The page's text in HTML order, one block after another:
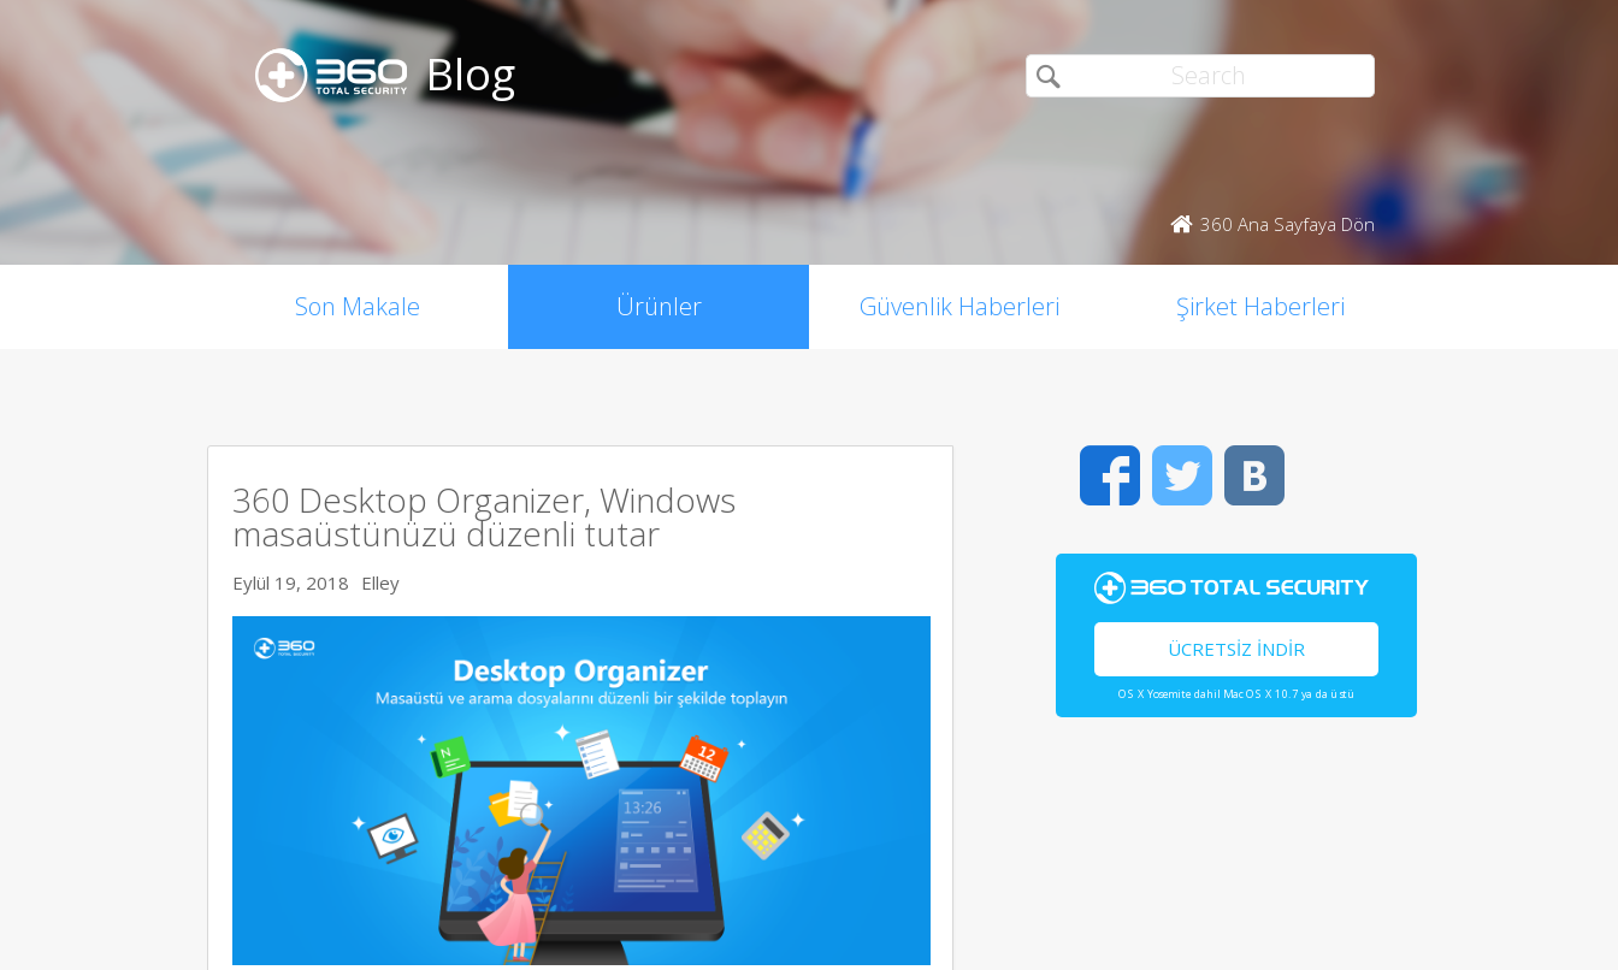
Blog
360 Ana Sayfaya Dön
Son Makale Ürünler Güvenlik Haberleri Şirket Haberleri
360 Desktop Organizer, Windows
masaüstünüzü düzenli tutar
Eylül 19, 2018 Elley
FacebookTwitter
ÜCRETSIZ İNDIR
OS X Yosemite dahil Mac OS X 10.7 ya da üstü